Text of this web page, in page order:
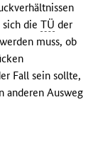
sich dieTÜ der
muss, ob
Fall sein sollte,
anderen Ausweg